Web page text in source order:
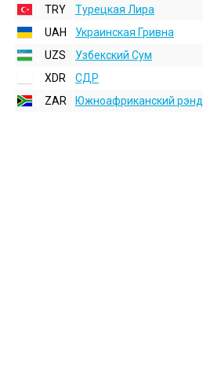
TRY
Турецкая Лира
UAH
Украинская Гривна
UZS
Узбекский Сум
XDR
СДР
ZAR
Южноафриканский рэнд